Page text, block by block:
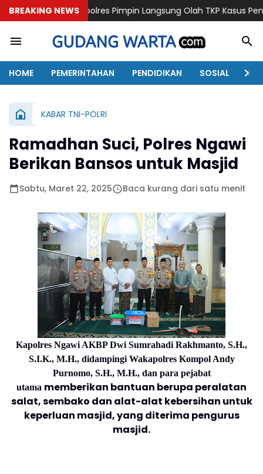
BREAKING NEWS
Kapolres Pimpin Langsung Olah TKP Kasus Penganiayaan
HOME PEMERINTAHAN PENDIDIKAN SOSIAL
KABAR TNI-POLRI
Ramadhan Suci, Polres Ngawi
Berikan Bansos untuk Masjid
Sabtu, Maret 22, 2025 Baca kurang dari satu menit
Kapolres Ngawi AKBP Dwi Sumrahadi Rakhmanto, S.H.,
S.I.K., M.H., didampingi Wakapolres Kompol Andy
Purnomo, S.H., M.H., dan para pejabat
utama memberikan bantuan berupa peralatan
salat, sembako dan alat-alat kebersihan untuk
keperluan masjid, yang diterima pengurus
masjid.